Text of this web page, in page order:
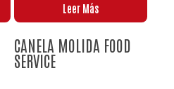
en el carrito.
Leer Más
CANELA MOLIDA FOOD
SERVICE